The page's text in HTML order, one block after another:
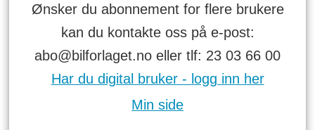
Ønsker du abonnement for flere brukere
kan du kontakte oss på e-post:
abo@bilforlaget.no eller tlf: 23 03 66 00
Har du digital bruker - logg inn her
Min side